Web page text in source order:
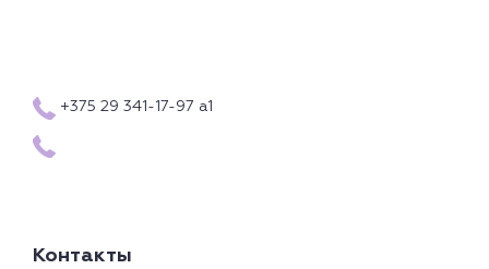
+375 29 341-17-97 а1
Контакты